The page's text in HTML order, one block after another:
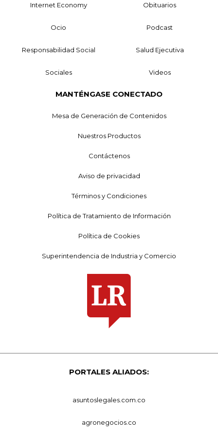
Internet Economy Obituarios
Ocio Podcast
Responsabilidad Social Salud Ejecutiva
Sociales Videos
MANTÉNGASE CONECTADO
Mesa de Generación de Contenidos
Nuestros Productos
Contáctenos
Aviso de privacidad
Términos y Condiciones
Política de Tratamiento de Información
Política de Cookies
Superintendencia de Industria y Comercio
PORTALES ALIADOS:
asuntoslegales.com.co
agronegocios.co